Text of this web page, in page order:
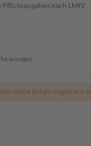
nach LMIV.
anzeigen.
deine Erfahrungen mit